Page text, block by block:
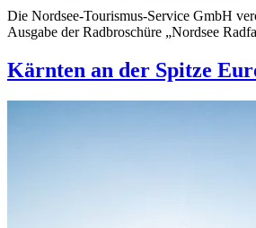
Die Nordsee‑Tourismus‑Service GmbH
Ausgabe der Radbroschüre „Nordsee
Kärnten an der Spitze